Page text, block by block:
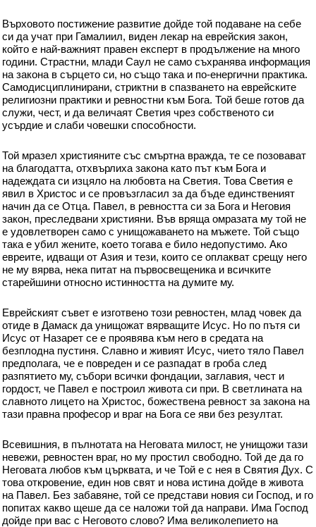
Върховото постижение развитие дойде той подаване на себе
си да учат при Гамалиил, виден лекар на еврейския закон,
който е най-важният правен експерт в продължение на много
години. Страстни, млади Саул не само съхранява информация
на закона в сърцето си, но също така и по-енергични практика.
Самодисциплинирани, стриктни в спазването на еврейските
религиозни практики и ревностни към Бога. Той беше готов да
служи, чест, и да величаят Светия чрез собственото си
усърдие и слаби човешки способности.
Той мразел християните със смъртна вражда, те се позовават
на благодатта, отхвърлиха закона като път към Бога и
надеждата си изцяло на любовта на Светия. Това Светия е
явил в Христос и се провъзгласил за да бъде единственият
начин да се Отца. Павел, в ревността си за Бога и Неговия
закон, преследвани християни. Във вряща омразата му той не
е удовлетворен само с унищожаването на мъжете. Той също
така е убил жените, което тогава е било недопустимо. Ако
евреите, идващи от Азия и тези, които се оплакват срещу него
не му вярва, нека питат на първосвещеника и всичките
старейшини относно истинността на думите му.
Еврейският съвет е изготвено този ревностен, млад човек да
отиде в Дамаск да унищожат вярващите Исус. Но по пътя си
Исус от Назарет се е проявява към него в средата на
безплодна пустиня. Славно и живият Исус, чието тяло Павел
предполага, че е повреден и се разпадат в гроба след
разпятието му, събори всички фондации, заглавия, чест и
гордост, че Павел е построил живота си при. В светлината на
славното лицето на Христос, божествена ревност за закона на
тази правна професор и враг на Бога се яви без резултат.
Всевишния, в пълнотата на Неговата милост, не унищожи тази
невежи, ревностен враг, но му простил свободно. Той де да го
Неговата любов към църквата, и че Той е с нея в Святия Дух. С
това откровение, един нов свят и нова истина дойде в живота
на Павел. Без забавяне, той се представи новия си Господ, и го
попитах какво щеше да се наложи той да направи. Има Господ
дойде при вас с Неговото слово? Има великолепието на